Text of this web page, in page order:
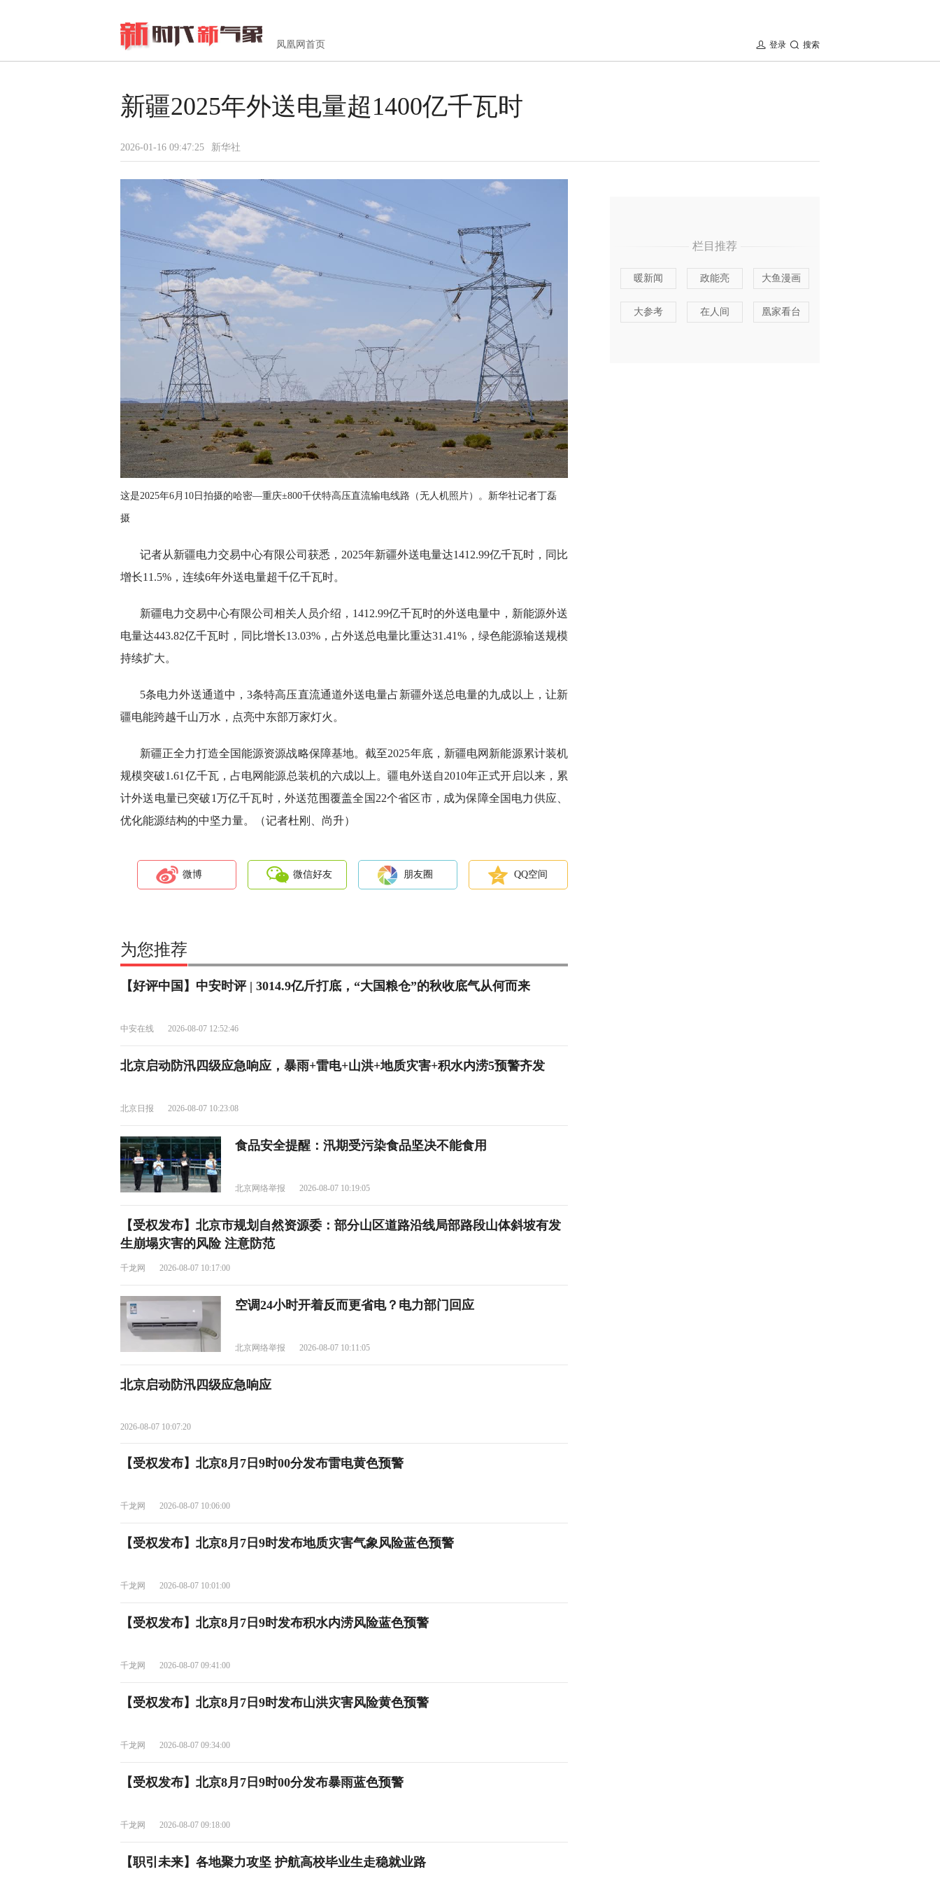
凤凰网首页 搜索
登录
新疆2025年外送电量超1400亿千瓦时
2026-01-16 09:47:25 新华社
这是2025年6月10日拍摄的哈密—重庆±800千伏特高压直流输电线路（无人机照片）。新华社记者丁磊
摄
记者从新疆电力交易中心有限公司获悉，2025年新疆外送电量达1412.99亿千瓦时，同比
增长11.5%，连续6年外送电量超千亿千瓦时。
新疆电力交易中心有限公司相关人员介绍，1412.99亿千瓦时的外送电量中，新能源外送
电量达443.82亿千瓦时，同比增长13.03%，占外送总电量比重达31.41%，绿色能源输送规模
持续扩大。
5条电力外送通道中，3条特高压直流通道外送电量占新疆外送总电量的九成以上，让新
疆电能跨越千山万水，点亮中东部万家灯火。
新疆正全力打造全国能源资源战略保障基地。截至2025年底，新疆电网新能源累计装机
规模突破1.61亿千瓦，占电网能源总装机的六成以上。疆电外送自2010年正式开启以来，累
计外送电量已突破1万亿千瓦时，外送范围覆盖全国22个省区市，成为保障全国电力供应、
优化能源结构的中坚力量。（记者杜刚、尚升）
微博 微信好友 朋友圈 QQ空间
为您推荐
【好评中国】中安时评 | 3014.9亿斤打底，“大国粮仓”的秋收底气从何而来
中安在线 2026-08-07 12:52:46
北京启动防汛四级应急响应，暴雨+雷电+山洪+地质灾害+积水内涝5预警齐发
北京日报 2026-08-07 10:23:08
食品安全提醒：汛期受污染食品坚决不能食用
北京网络举报 2026-08-07 10:19:05
【受权发布】北京市规划自然资源委：部分山区道路沿线局部路段山体斜坡有发
生崩塌灾害的风险 注意防范
千龙网 2026-08-07 10:17:00
空调24小时开着反而更省电？电力部门回应
北京网络举报 2026-08-07 10:11:05
北京启动防汛四级应急响应
2026-08-07 10:07:20
【受权发布】北京8月7日9时00分发布雷电黄色预警
千龙网 2026-08-07 10:06:00
【受权发布】北京8月7日9时发布地质灾害气象风险蓝色预警
千龙网 2026-08-07 10:01:00
【受权发布】北京8月7日9时发布积水内涝风险蓝色预警
千龙网 2026-08-07 09:41:00
【受权发布】北京8月7日9时发布山洪灾害风险黄色预警
千龙网 2026-08-07 09:34:00
【受权发布】北京8月7日9时00分发布暴雨蓝色预警
千龙网 2026-08-07 09:18:00
【职引未来】各地聚力攻坚 护航高校毕业生走稳就业路
栏目推荐
暖新闻 政能亮 大鱼漫画
大参考 在人间 凰家看台